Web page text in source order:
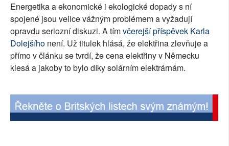
PŘÍSPĚVKY NA PROVOZ
SOCIÁLNÍ SÍTĚ
RUBRIKY
PLNÁ VERZE STRÁNEK
Energetika a ekonomické i ekologické dopady s ní
spojené jsou velice vážným problémem a vyžadují
opravdu seriozní diskuzi. A tímvčerejší příspěvek Karla
Dolejšího není. Už titulek hlásá, že elektřina zlevňuje a
přímo v článku se tvrdí, že cena elektřiny v Německu
klesá a jakoby to bylo díky solárním elektrárnám.